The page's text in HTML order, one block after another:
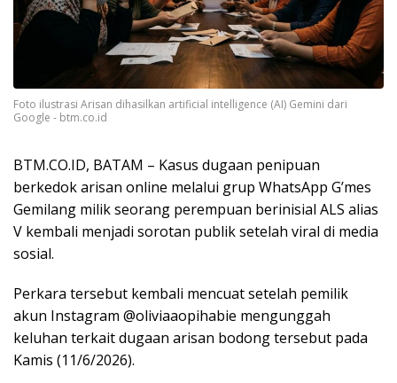
Foto ilustrasi Arisan dihasilkan artificial intelligence (AI) Gemini dari
Google - btm.co.id
BTM.CO.ID, BATAM – Kasus dugaan penipuan
berkedok arisan online melalui grup WhatsApp G’mes
Gemilang milik seorang perempuan berinisial ALS alias
V kembali menjadi sorotan publik setelah viral di media
sosial.
Perkara tersebut kembali mencuat setelah pemilik
akun Instagram @oliviaaopihabie mengunggah
keluhan terkait dugaan arisan bodong tersebut pada
Kamis (11/6/2026).